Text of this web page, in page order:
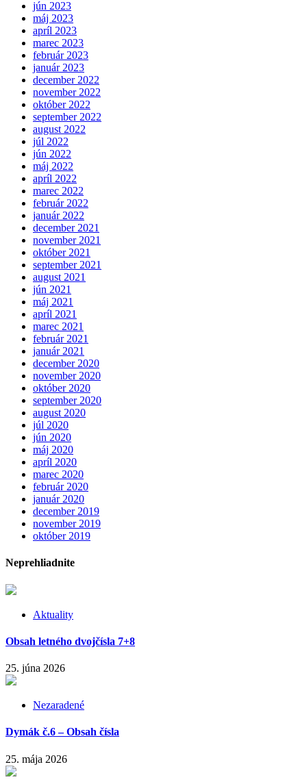
jún 2023
máj 2023
apríl 2023
marec 2023
február 2023
január 2023
december 2022
november 2022
október 2022
september 2022
august 2022
júl 2022
jún 2022
máj 2022
apríl 2022
marec 2022
február 2022
január 2022
december 2021
november 2021
október 2021
september 2021
august 2021
jún 2021
máj 2021
apríl 2021
marec 2021
február 2021
január 2021
december 2020
november 2020
október 2020
september 2020
august 2020
júl 2020
jún 2020
máj 2020
apríl 2020
marec 2020
február 2020
január 2020
december 2019
november 2019
október 2019
Neprehliadnite
Aktuality
Obsah letného dvojčísla 7+8
25. júna 2026
Nezaradené
Dymák č.6 – Obsah čísla
25. mája 2026